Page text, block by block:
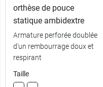
1 - Droite 33,99 €
2 - Droite
orthèse de pouce
statique ambidextre
Armature perforée doublée
d'un rembourrage doux et
respirant
Taille